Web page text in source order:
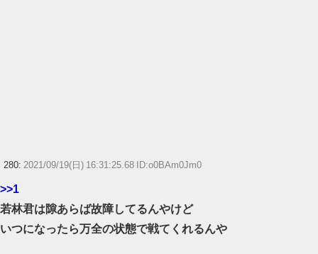
280: 2021/09/19(日) 16:31:25.68 ID:o0BAm0Jm0
>>1
若林君は隙あらば故障してるんやけど
いつになったら万全の状態で戦てくれるんや